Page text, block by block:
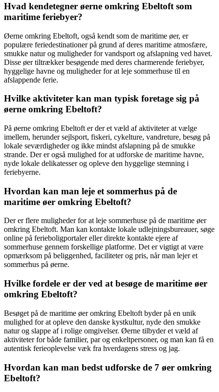
Hvad kendetegner øerne omkring Ebeltoft som
maritime feriebyer?
Øerne omkring Ebeltoft, også kendt som de maritime øer, er
populære feriedestinationer på grund af deres maritime atmosfære,
smukke natur og muligheder for vandsport og afslapning ved havet.
Disse øer tiltrækker besøgende med deres charmerende feriebyer,
hyggelige havne og muligheder for at leje sommerhuse til en
afslappende ferie.
Hvilke aktiviteter kan man typisk foretage sig på
øerne omkring Ebeltoft?
På øerne omkring Ebeltoft er der et væld af aktiviteter at vælge
imellem, herunder sejlsport, fiskeri, cykelture, vandreture, besøg på
lokale seværdigheder og ikke mindst afslapning på de smukke
strande. Der er også mulighed for at udforske de maritime havne,
nyde lokale delikatesser og opleve den hyggelige stemning i
feriebyerne.
Hvordan kan man leje et sommerhus på de
maritime øer omkring Ebeltoft?
Der er flere muligheder for at leje sommerhuse på de maritime øer
omkring Ebeltoft. Man kan kontakte lokale udlejningsbureauer, søge
online på ferieboligportaler eller direkte kontakte ejere af
sommerhuse gennem forskellige platforme. Det er vigtigt at være
opmærksom på beliggenhed, faciliteter og pris, når man lejer et
sommerhus på øerne.
Hvilke fordele er der ved at besøge de maritime øer
omkring Ebeltoft?
Besøget på de maritime øer omkring Ebeltoft byder på en unik
mulighed for at opleve den danske kystkultur, nyde den smukke
natur og slappe af i rolige omgivelser. Øerne tilbyder et væld af
aktiviteter for både familier, par og enkeltpersoner, og man kan få en
autentisk ferieoplevelse væk fra hverdagens stress og jag.
Hvordan kan man bedst udforske de 7 øer omkring
Ebeltoft?